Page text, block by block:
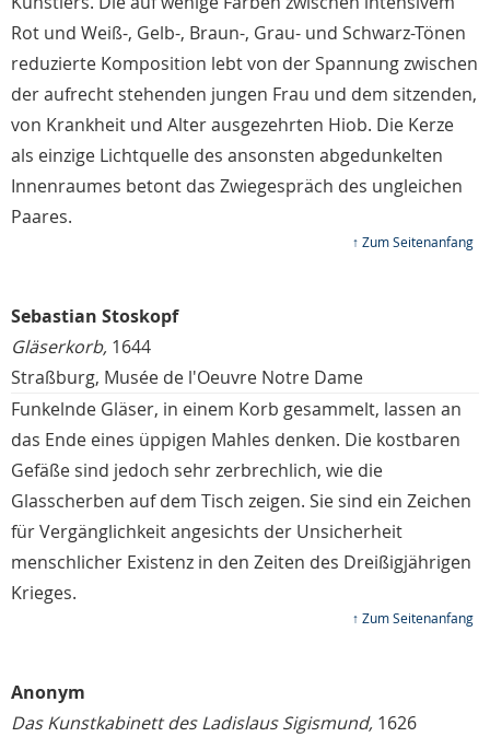
Rot und Weiß-, Gelb-, Braun-, Grau- und Schwarz-Tönen
reduzierte Komposition lebt von der Spannung zwischen
der aufrecht stehenden jungen Frau und dem sitzenden,
von Krankheit und Alter ausgezehrten Hiob. Die Kerze
als einzige Lichtquelle des ansonsten abgedunkelten
Innenraumes betont das Zwiegespräch des ungleichen
Paares.
↑ Zum Seitenanfang
Sebastian Stoskopf
Gläserkorb, 1644
Straßburg, Musée de l'Oeuvre Notre Dame
Funkelnde Gläser, in einem Korb gesammelt, lassen an
das Ende eines üppigen Mahles denken. Die kostbaren
Gefäße sind jedoch sehr zerbrechlich, wie die
Glasscherben auf dem Tisch zeigen. Sie sind ein Zeichen
für Vergänglichkeit angesichts der Unsicherheit
menschlicher Existenz in den Zeiten des Dreißigjährigen
Krieges.
↑ Zum Seitenanfang
Anonym
Das Kunstkabinett des Ladislaus Sigismund, 1626